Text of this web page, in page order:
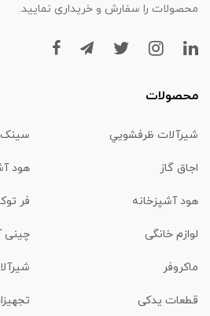
محصولات را سفارش و خریداری نمایید.
محصولات
شیرآلات ظرفشويي
اجاق گاز هود
هود آشپزخانه فر
لوازم خانگی چینی
ماكروفر
قطعات یدکی